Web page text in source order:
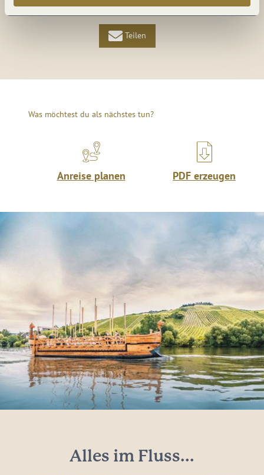
Teilen
Was möchtest du als nächstes tun?
Anreise planen PDF erzeugen
Alles im Fluss...